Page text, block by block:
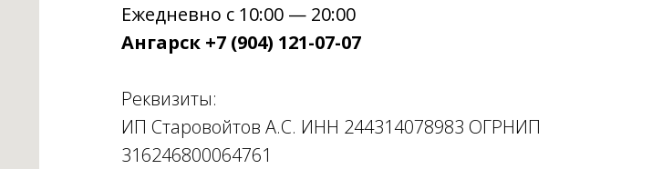
Ежедневно с 10:00 — 20:00
Ангарск +7 (904) 121-07-07
Реквизиты:
ИП Старовойтов А.С. ИНН 244314078983 ОГРНИП
316246800064761